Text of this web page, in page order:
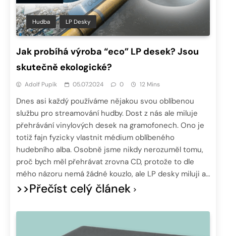
Hudba LP Desky
Jak probíhá výroba “eco” LP desek? Jsou
skutečně ekologické?
Adolf Pupík 05.07.2024 0 12 Mins
Dnes asi každý používáme nějakou svou oblíbenou
službu pro streamování hudby. Dost z nás ale miluje
přehrávání vinylových desek na gramofonech. Ono je
totiž fajn fyzicky vlastnit médium oblíbeného
hudebního alba. Osobně jsme nikdy nerozuměl tomu,
proč bych měl přehrávat zrovna CD, protože to dle
mého názoru nemá žádné kouzlo, ale LP desky miluji a…
>>Přečíst celý článek